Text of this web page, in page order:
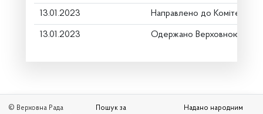
13.01.2023 Направлено до Комітету
13.01.2023 Одержано Верховною
© Верховна Рада
Пошук за
Надано народним